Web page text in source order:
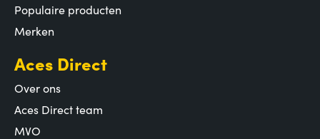
Populaire producten
Merken
Aces Direct
Over ons
Aces Direct team
MVO